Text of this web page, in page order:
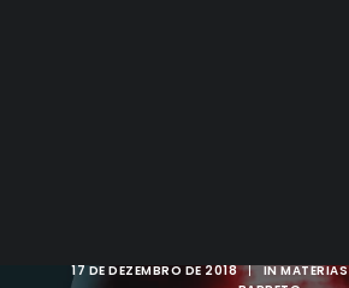
17 DE DEZEMBRO DE 2018 | INMATÉRIAS